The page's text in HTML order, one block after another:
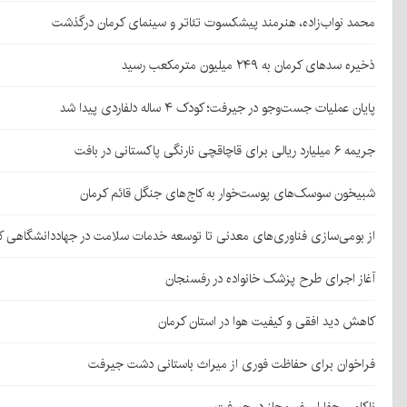
محمد نواب‌زاده، هنرمند پیشکسوت تئاتر و سینمای کرمان درگذشت
ذخیره سدهای کرمان به ۲۴۹ میلیون مترمکعب رسید
پایان عملیات جست‌وجو در جیرفت؛ کودک ۴ ساله دلفاردی پیدا شد
جریمه ۶ میلیارد ریالی برای قاچاقچی نارنگی پاکستانی در بافت
شبیخون سوسک‌های پوست‌خوار به کاج‌های جنگل قائم کرمان
از بومی‌سازی فناوری‌های معدنی تا توسعه خدمات سلامت در جهاددانشگاهی
آغاز اجرای طرح پزشک خانواده در رفسنجان
کاهش دید افقی و کیفیت هوا در استان کرمان
فراخوان برای حفاظت فوری از میراث باستانی دشت جیرفت